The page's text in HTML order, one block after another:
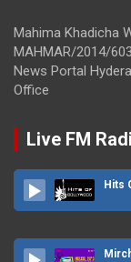
Mahima Khadicha
MAHMAR/2014/
News Portal
Office
Live FM
Hits